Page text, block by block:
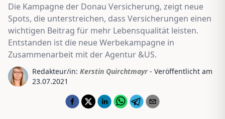
Die Kampagne der Donau Versicherung, zeigt neue
Spots, die unterstreichen, dass Versicherungen einen
wichtigen Beitrag für mehr Lebensqualität leisten.
Entstanden ist die neue Werbekampagne in
Zusammenarbeit mit der Agentur &US.
Redakteur/in: Kerstin Quirchtmayr - Veröffentlicht am
23.07.2021